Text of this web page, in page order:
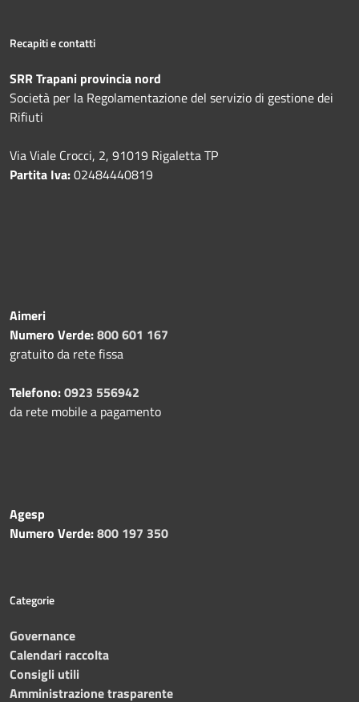
Recapiti e contatti
SRR Trapani provincia nord
Società per la Regolamentazione del servizio di gestione dei
Rifiuti
Via Viale Crocci, 2, 91019 Rigaletta TP
Partita Iva:02484440819
Aimeri
Numero Verde:800 601 167
gratuito da rete fissa
Telefono:0923 556942
da rete mobile a pagamento
Agesp
Numero Verde:800 197 350
Categorie
Governance
Calendari raccolta
Consigli utili
Amministrazione trasparente